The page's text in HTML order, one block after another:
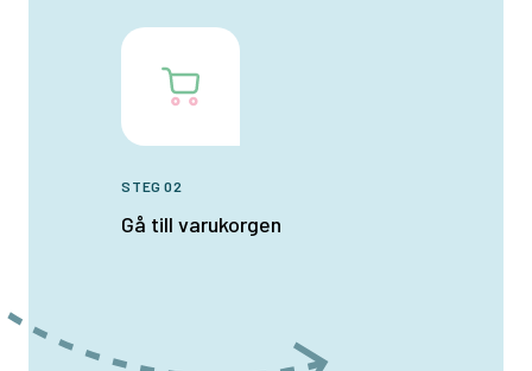
STEG 02
Gå till varukorgen